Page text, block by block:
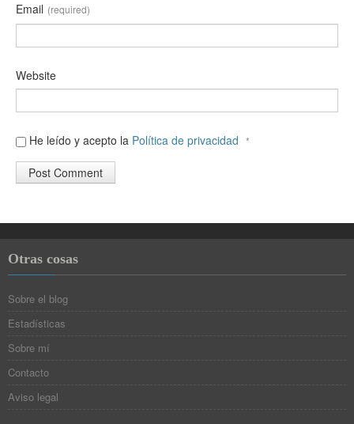
Email (required)
Website
He leído y acepto la Política de privacidad *
Otras cosas
Sobre el blog
Estadísticas
Sobre mí
Contacto
Aviso legal